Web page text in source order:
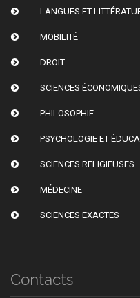
LANGUES ET
MOBILITÉ
DROIT
SCIENCES
PHILOSOPHIE
PSYCHOLOGIE ET
SCIENCES RELIGIEUSES
MÉDECINE
SCIENCES EXACTES
Contacts